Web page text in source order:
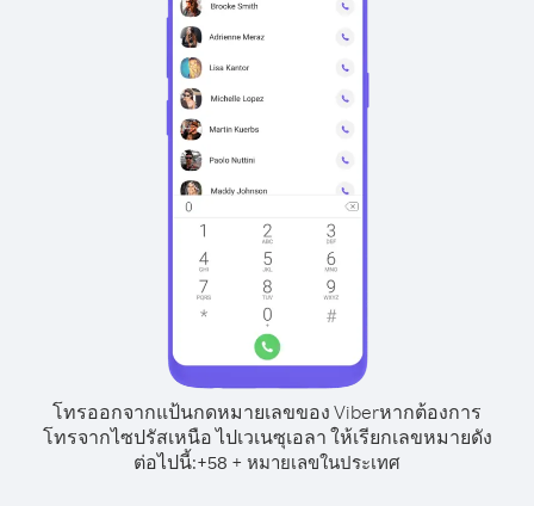
โทรออกจากแป้นกดหมายเลขของ Viberหากต้องการ
โทรจากไซปรัสเหนือ ไปเวเนซุเอลา ให้เรียกเลขหมายดัง
ต่อไปนี้:+58 + หมายเลขในประเทศ